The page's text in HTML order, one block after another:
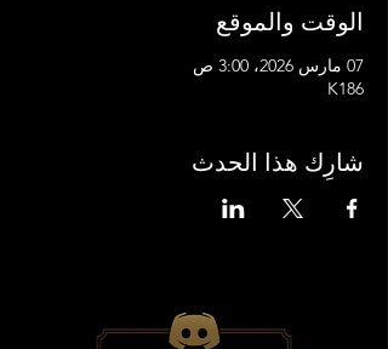
الوقت والموقع
07 مارس 2026، 3:00 ص
K186
شارِك هذا الحدث